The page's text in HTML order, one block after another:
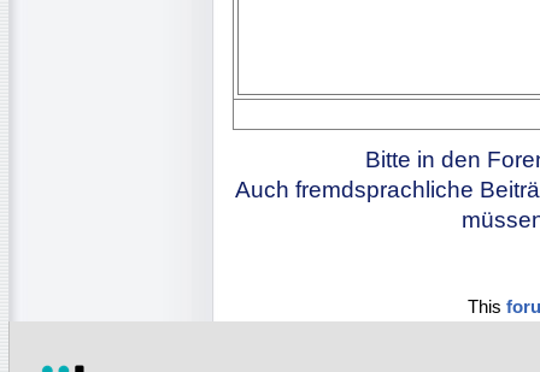
Bitte in den
Auch fremdsprachliche
This